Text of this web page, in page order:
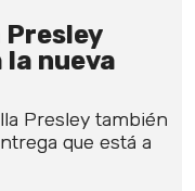
nueva
Presley también
que está a